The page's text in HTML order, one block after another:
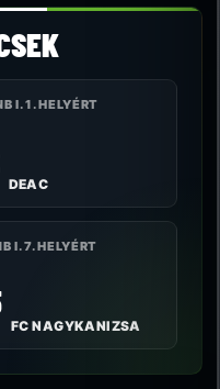
I. 1. HELYÉRT
DEAC
I. 7. HELYÉRT
FC NAGYKANIZSA